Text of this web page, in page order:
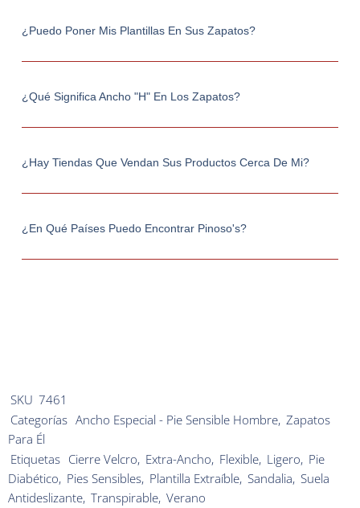
¿Puedo Poner Mis Plantillas En Sus Zapatos?
¿Qué Significa Ancho "h" En Los Zapatos?
¿Hay Tiendas Que Vendan Sus Productos Cerca De Mi?
¿En Qué Países Puedo Encontrar Pinoso's?
SKU 7461
Categorías Ancho Especial - Pie Sensible Hombre, Zapatos
Para Él
Etiquetas Cierre Velcro, Extra-Ancho, Flexible, Ligero, Pie
Diabético, Pies Sensibles, Plantilla Extraíble, Sandalia, Suela
Antideslizante, Transpirable, Verano